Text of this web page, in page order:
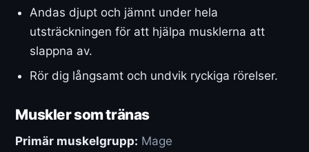
Andas djupt och jämnt under hela
utsträckningen för att hjälpa musklerna att
slappna av.
Rör dig långsamt och undvik ryckiga rörelser.
Muskler som tränas
Primär muskelgrupp: Mage